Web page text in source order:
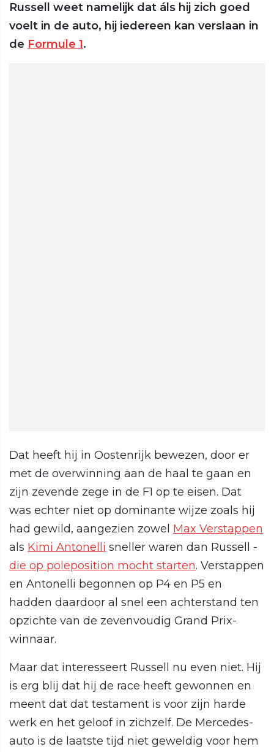
Russell weet namelijk dat áls hij zich goed
voelt in de auto, hij iedereen kan verslaan in
de Formule 1.
Dat heeft hij in Oostenrijk bewezen, door er
met de overwinning aan de haal te gaan en
zijn zevende zege in de F1 op te eisen. Dat
was echter niet op dominante wijze zoals hij
had gewild, aangezien zowel Max Verstappen
als Kimi Antonelli sneller waren dan Russell -
die op poleposition mocht starten. Verstappen
en Antonelli begonnen op P4 en P5 en
hadden daardoor al snel een achterstand ten
opzichte van de zevenvoudig Grand Prix-
winnaar.
Maar dat interesseert Russell nu even niet. Hij
is erg blij dat hij de race heeft gewonnen en
meent dat dat testament is voor zijn harde
werk en het geloof in zichzelf. De Mercedes-
auto is de laatste tijd niet geweldig voor hem